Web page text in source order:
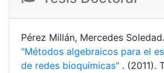
Pérez Millán, Mercedes Soledad.
"Métodos algebraicos para el
de redes bioquímicas" . (2011).